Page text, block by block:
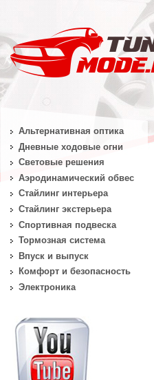
Альтернативная оптика
Дневные ходовые огни
Световые решения
Аэродинамический обвес
Стайлинг интерьера
Стайлинг экстерьера
Спортивная подвеска
Тормозная система
Впуск и выпуск
Комфорт и безопасность
Электроника